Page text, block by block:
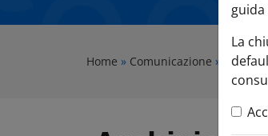
Home » Comunicazione »
La